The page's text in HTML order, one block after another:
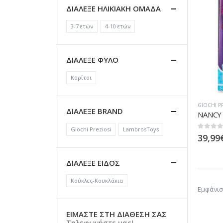
GIOCHI
0out of
39,99
ΔΙΑΛΕΞΕ ΗΛΙΚΙΑΚΗ ΟΜΑΔΑ
3-7 ετών 4-10 ετών
ΔΙΑΛΕΞΕ ΦΥΛΟ
Κορίτσι
ΔΙΑΛΕΞΕ BRAND
Giochi Preziosi LambrosToys
ΔΙΑΛΕΞΕ ΕΙΔΟΣ
Κούκλες-Κουκλάκια
ΕΙΜΑΣΤΕ ΣΤΗ ΔΙΑΘΕΣΗ ΣΑΣ